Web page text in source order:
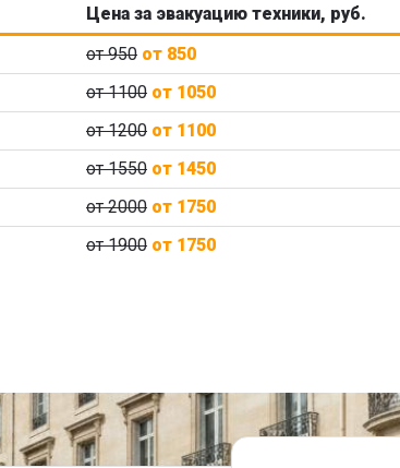
Цена за эвакуацию техники, руб.
от 950 от 850
от 1100 от 1050
от 1200 от 1100
от 1550 от 1450
от 2000 от 1750
от 1900 от 1750